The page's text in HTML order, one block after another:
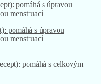
pomáhá s úpravou
menstruací